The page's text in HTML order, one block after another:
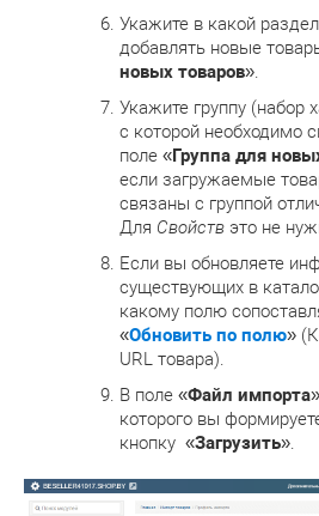
Укажите в какой
добавлять новые
новых товаров».
Укажите группу (набор
с которой необходимо
поле «Группа для
если загружаемые
связаны с группой
Для Свойств это не
Если вы обновляете
существующих в
какому полю
«Обновить по полю»
URL товара).
В поле «Файл импорта
которого вы
кнопку «Загрузить».